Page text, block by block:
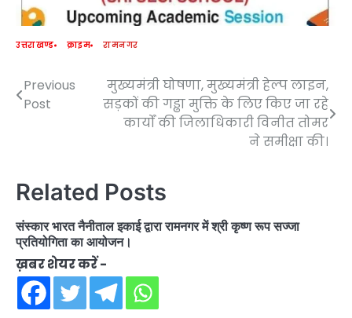
उत्तराखण्ड क्राइम रामनगर
Post
Previous
Post
मुख्यमंत्री घोषणा, मुख्यमंत्री हेल्प लाइन,
सड़कों की गड्ढा मुक्ति के लिए किए जा रहे
कार्यों की जिलाधिकारी विनीत तोमर
ने समीक्षा की।
Related Posts
संस्कार भारत नैनीताल इकाई द्वारा रामनगर में श्री कृष्ण रूप सज्जा
प्रतियोगिता का आयोजन।
ख़बर शेयर करें -